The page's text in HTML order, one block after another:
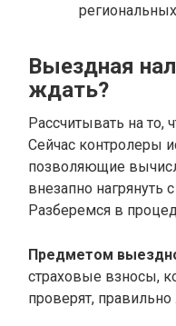
Выездная
ждать?
Рассчитывать на то,
Сейчас контролеры
позволяющие
внезапно нагрянуть
Разберемся в
Предметом
страховые взносы,
проверят,